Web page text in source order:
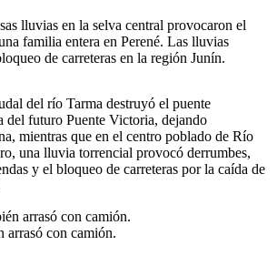
lluvias en la selva central provocaron el
familia entera en Perené. Las lluvias
de carreteras en la región Junín.
del río Tarma destruyó el puente
del futuro Puente Victoria, dejando
mientras que en el centro poblado de Río
una lluvia torrencial provocó derrumbes,
y el bloqueo de carreteras por la caída de
arrasó con camión.